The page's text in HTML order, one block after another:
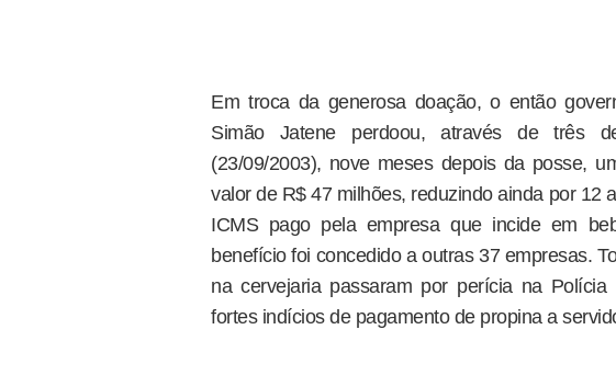
Em troca da generosa doação, o então
Simão Jatene perdoou, através de três
(23/09/2003), nove meses depois da posse,
valor de R$ 47 milhões, reduzindo ainda por 12
ICMS pago pela empresa que incide em
benefício foi concedido a outras 37 empresas.
na cervejaria passaram por perícia na
fortes indícios de pagamento de propina a